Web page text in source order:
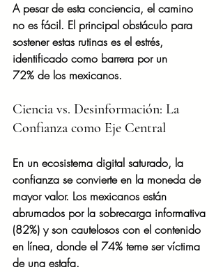
A pesar de esta conciencia, el camino
no es fácil. El principal obstáculo para
sostener estas rutinas es el estrés,
identificado como barrera por un
72% de los mexicanos.
Ciencia vs. Desinformación: La
Confianza como Eje Central
En un ecosistema digital saturado, la
confianza se convierte en la moneda de
mayor valor. Los mexicanos están
abrumados por la sobrecarga informativa
(82%) y son cautelosos con el contenido
en línea, donde el 74% teme ser víctima
de una estafa.